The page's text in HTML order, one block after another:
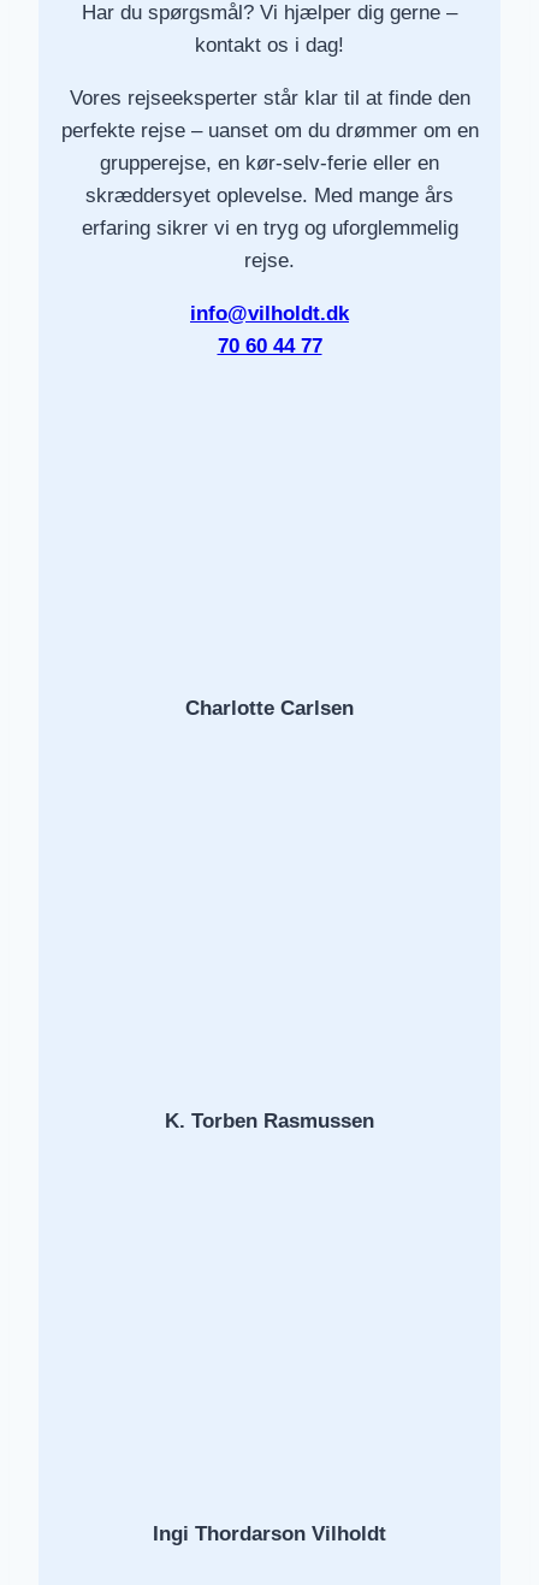
Har du spørgsmål? Vi hjælper dig gerne –
kontakt os i dag!
Vores rejseeksperter står klar til at finde den
perfekte rejse – uanset om du drømmer om en
grupperejse, en kør-selv-ferie eller en
skræddersyet oplevelse. Med mange års
erfaring sikrer vi en tryg og uforglemmelig
rejse.
info@vilholdt.dk
70 60 44 77
Charlotte Carlsen
K. Torben Rasmussen
Ingi Thordarson Vilholdt